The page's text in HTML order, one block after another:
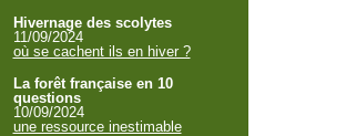
Hivernage des scolytes
11/09/2024
où se cachent ils en hiver ?
La forêt française en 10
questions
10/09/2024
une ressource inestimable